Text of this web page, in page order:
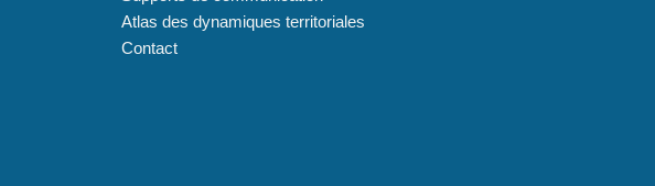
Atlas des dynamiques territoriales
Contact